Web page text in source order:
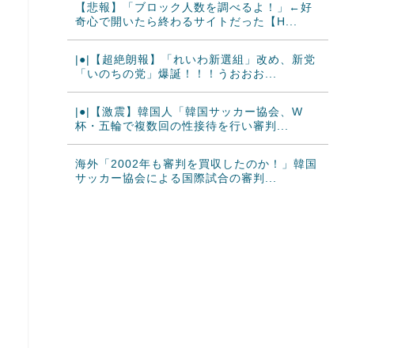
【悲報】「ブロック人数を調べるよ！」←好
奇心で開いたら終わるサイトだった【H...
|●|【超絶朗報】「れいわ新選組」改め、新党
「いのちの党」爆誕！！！うおおお...
|●|【激震】韓国人「韓国サッカー協会、W
杯・五輪で複数回の性接待を行い審判...
海外「2002年も審判を買収したのか！」韓国
サッカー協会による国際試合の審判...